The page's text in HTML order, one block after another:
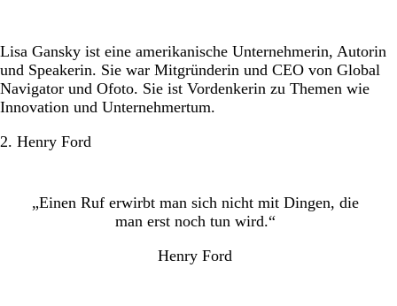
Lisa Gansky ist eine amerikanische Unternehmerin, Autorin
und Speakerin. Sie war Mitgründerin und CEO von Global
Navigator und Ofoto. Sie ist Vordenkerin zu Themen wie
Innovation und Unternehmertum.
2. Henry Ford
„Einen Ruf erwirbt man sich nicht mit Dingen, die
man erst noch tun wird.“
Henry Ford
14. Tim Ferriss
15. Marty Neumeier
17. Sir Richard Branson
19. Krista Neher